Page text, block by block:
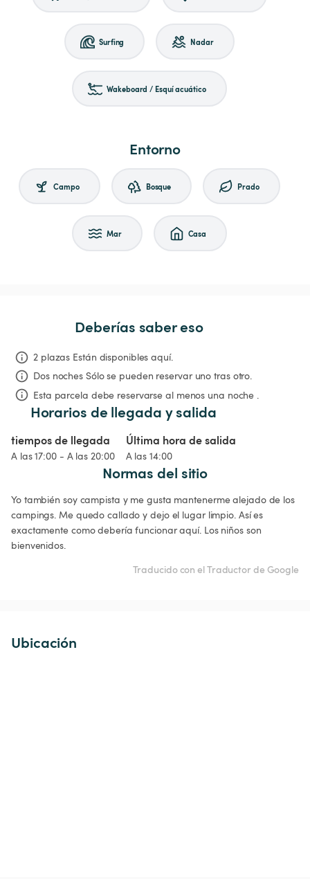
Surfing Nadar
Wakeboard / Esquí acuático
Entorno
Campo Bosque Prado
Mar Casa
Deberías saber eso
2 plazas Están disponibles aquí.
Dos noches Sólo se pueden reservar uno tras otro.
Esta parcela debe reservarse al menos una noche .
Horarios de llegada y salida
tiempos de llegada
A las 17:00 - A las 20:00
Última hora de salida
A las 14:00
Normas del sitio
Yo también soy campista y me gusta mantenerme alejado de los
campings. Me quedo callado y dejo el lugar limpio. Así es
exactamente como debería funcionar aquí. Los niños son
bienvenidos.
Traducido con el Traductor de Google
Ubicación